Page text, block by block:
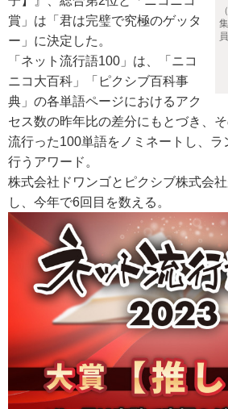
賞」は「君は完璧で究極のゲッタ
ー」に決定した。
「ネット流行語100」は、「ニコ
ニコ大百科」「ピクシブ百科事
典」の各単語ページにおけるアク
セス数の昨年比の差分にもとづき、
流行った100単語をノミネートし、ラ
行うアワード。
株式会社ドワンゴとピクシブ株式会
し、今年で6回目を数える。